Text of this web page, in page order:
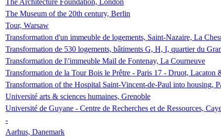
The Architecture Foundation, London
The Museum of the 20th century, Berlin
Tour, Warsaw
Transformation d'un immeuble de logements, Saint-Nazaire, La
Transformation de 530 logements, bâtiments G, H, I, quartier du
Transformation de l\'immeuble Mail de Fontenay, La Courneuve
Transformation de la Tour Bois le Prêtre - Paris 17 - Druot, Lacaton
Transformation of the Hospital Saint-Vincent-de-Paul into housing,
Université arts & sciences humaines, Grenoble
Université de Guyane - Centre de Recherches et de Ressources,
-
Aarhus, Danemark